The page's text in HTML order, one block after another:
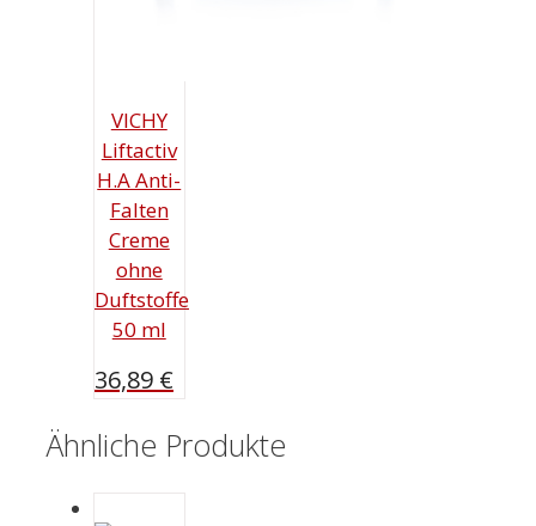
VICHY
Liftactiv
H.A Anti-
Falten
Creme
ohne
Duftstoffe
50 ml
36,89 €
Ähnliche Produkte